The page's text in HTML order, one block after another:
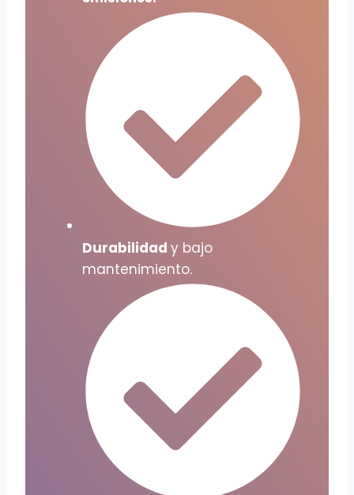
Durabilidad y bajo
mantenimiento.